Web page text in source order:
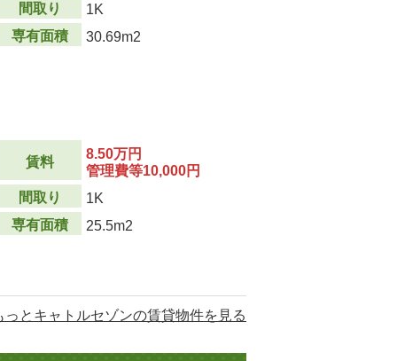
間取り
1K
専有面積
30.69m2
賃料
8.50万円
管理費等10,000円
間取り
1K
専有面積
25.5m2
っとキャトルセゾンの賃貸物件を見る